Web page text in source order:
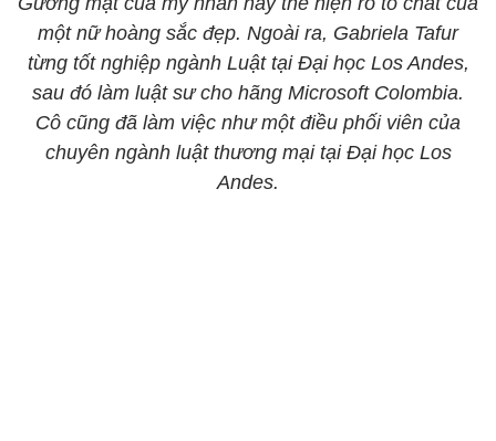
một nữ hoàng sắc đẹp. Ngoài ra, Gabriela Tafur
từng tốt nghiệp ngành Luật tại Đại học Los Andes,
sau đó làm luật sư cho hãng Microsoft Colombia.
Cô cũng đã làm việc như một điều phối viên của
chuyên ngành luật thương mại tại Đại học Los
Andes.